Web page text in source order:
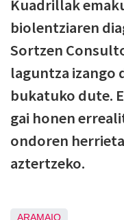
Kuadrillak
biolentziaren
Sortzen
laguntza izango
bukatuko dute.
gai honen
ondoren
aztertzeko.
ARAMAIO